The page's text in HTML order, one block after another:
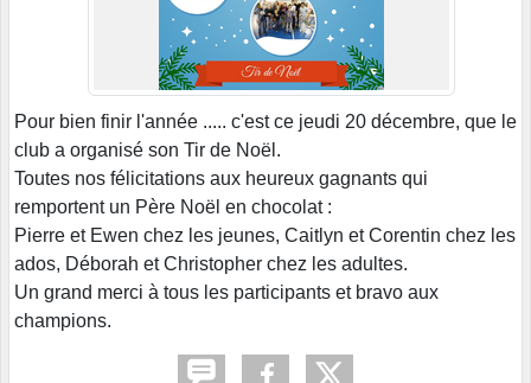
Pour bien finir l'année ..... c'est ce jeudi 20 décembre, que le
club a organisé son Tir de Noël.
Toutes nos félicitations aux heureux gagnants qui
remportent un Père Noël en chocolat :
Pierre et Ewen chez les jeunes, Caitlyn et Corentin chez les
ados, Déborah et Christopher chez les adultes.
Un grand merci à tous les participants et bravo aux
champions.